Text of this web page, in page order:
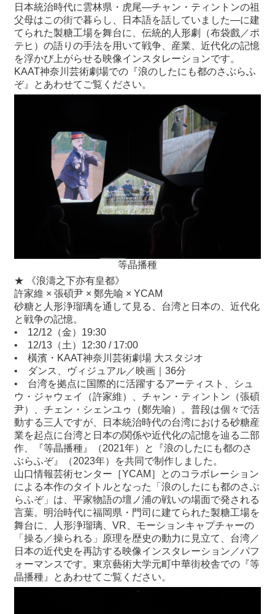
日本統治時代に雲林県・虎尾—チャン・ティントンの祖
父母はこの街で暮らし、日本語を話していました—に建
てられた製糖工場を舞台に、伝統的人形劇（布袋戲／ポ
テヒ）の語りの手法を用いて戦争、産業、近代化の記憶
を浮かび上がらせる映像インスタレーションです。
KAAT神奈川芸術劇場での『浪のしたにも都のさぶらふ
ぞ』とあわせてご覧ください。
等晶播種
★ 《浪濤之下亦有皇都》
許家維 × 張碩尹 × 鄭先喻 × YCAM
砂糖と人形浄瑠璃を通して見る、台湾と日本の、近代化
と戦争の記憶。
•
12/12（金）19:30
•
12/13（土）12:30 / 17:00
•
橫濱・KAAT神奈川芸術劇場 大スタジオ
•
ダンス、ヴィジュアル／映画｜36分
•
台湾を拠点に国際的に活躍するアーティスト、シュ
ウ・ジャウェイ（許家維）、チャン・ティントン（張碩
尹）、チェン・シェンユゥ（鄭先喻）。普段は個々で活
動する三人ですが、日本統治時代の台湾における砂糖産
業を起点に台湾と日本の関係や近代化の記憶を辿る二部
作、『等晶播種』（2021年）と『浪のしたにも都のさ
ぶらふぞ』（2023年）を共同で制作しました。
山口情報芸術センター［YCAM］とのコラボレーション
による本作のタイトルとなった「浪のしたにも都のさぶ
らふぞ」は、平家物語の壇ノ浦の戦いの場面で発される
言葉。明治時代に福岡県・門司に建てられた製糖工場を
舞台に、人形浄瑠璃、VR、モーションキャプチャーの
「操る／操られる」原理を歴史の動力に見立て、台湾／
日本の近代史を再訪する映像インスタレーション／パフ
ォーマンスです。東京藝術大学元町中華街校舎での『等
晶播種』とあわせてご覧ください。